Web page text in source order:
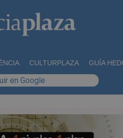
CULTURPLAZA GUÍA
en Google